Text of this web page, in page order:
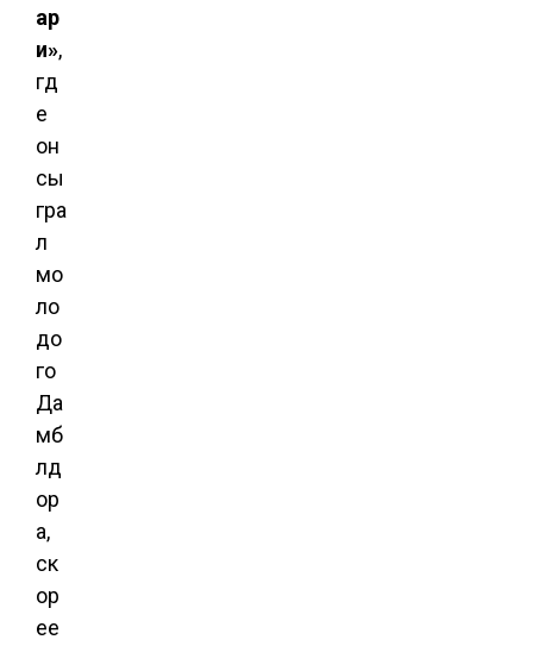
ар
и»,
гд
е
он
сы
гра
л
мо
ло
до
го
Да
мб
лд
ор
а,
ск
ор
ее